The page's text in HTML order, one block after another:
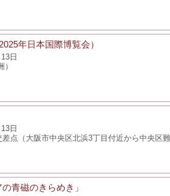
年日本国際博覧会）
日
日
点（大阪市中央区北浜3丁目付近から中央区難
青磁のきらめき」